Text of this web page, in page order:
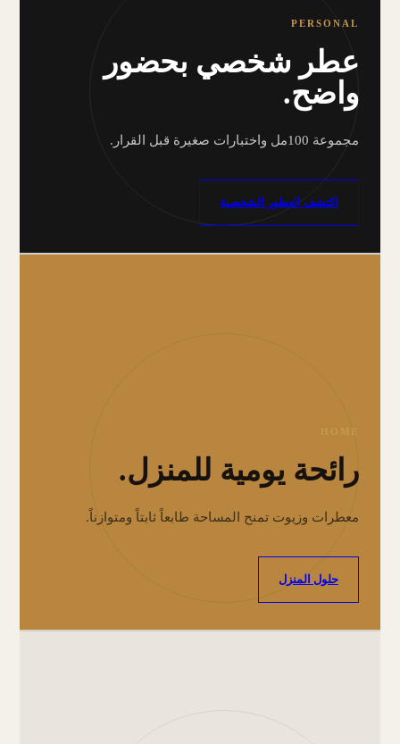
PERSONAL
عطر شخصي بحضور
واضح.
مجموعة 100مل واختبارات صغيرة قبل القرار.
اكتشف العطور الشخصية
HOME
رائحة يومية للمنزل.
معطرات وزيوت تمنح المساحة طابعاً ثابتاً ومتوازناً.
حلول المنزل